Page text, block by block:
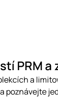
PRM a
a
poznávejte